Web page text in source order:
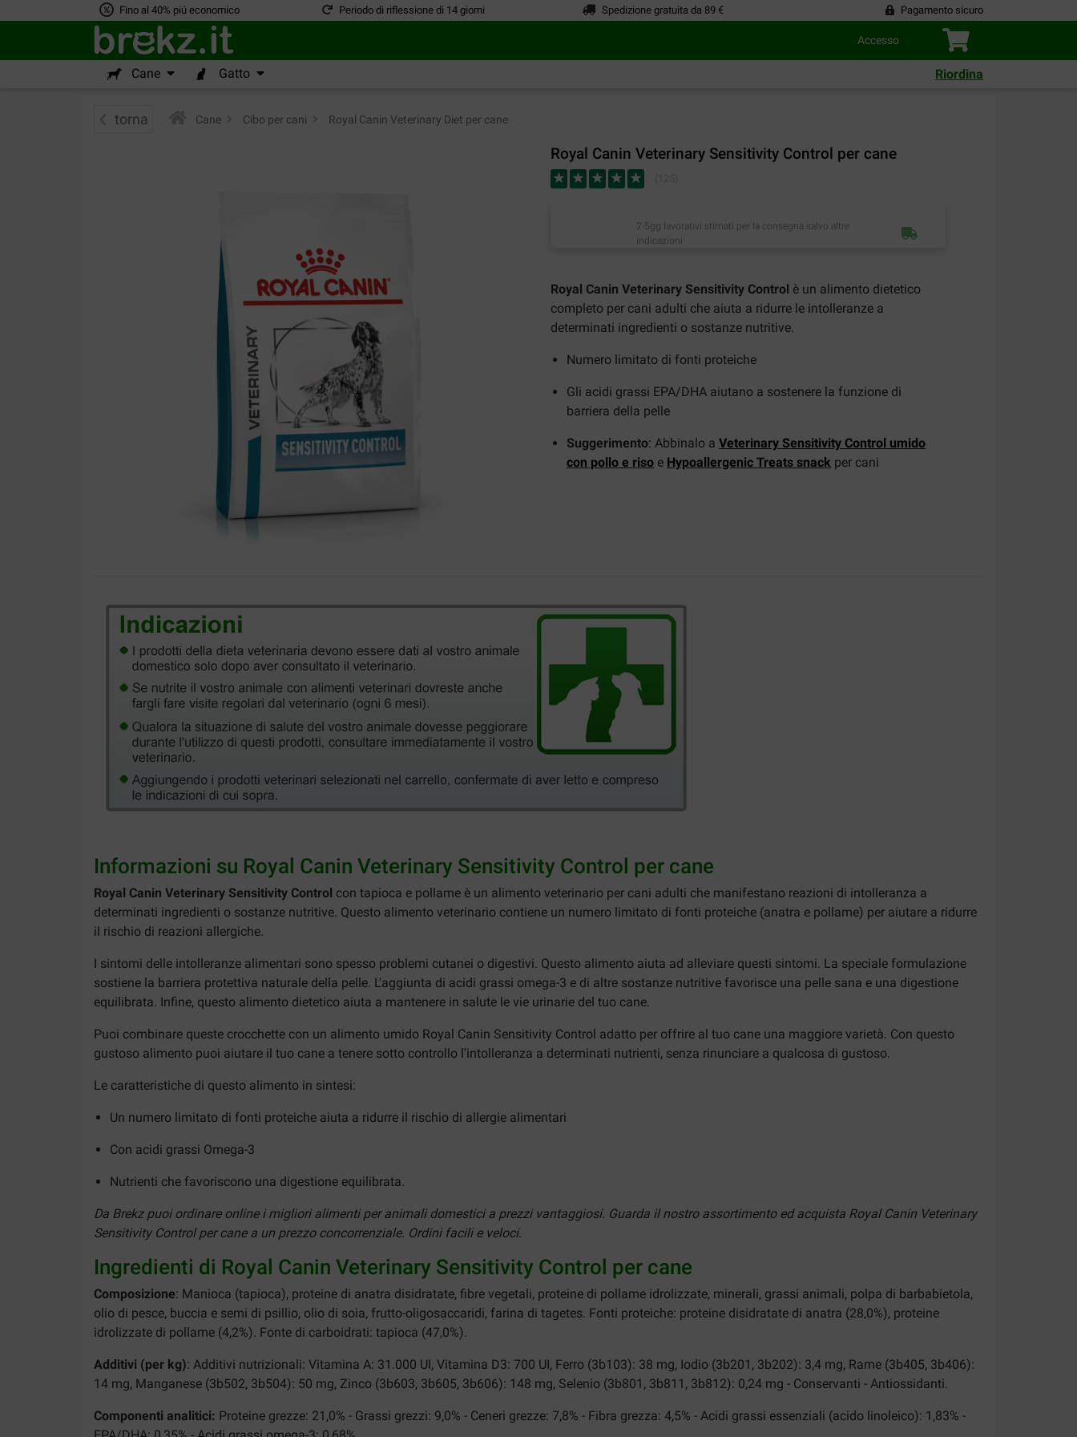
Fino al 40% piú economico Periodo di riflessione di 14 giorni Spedizione gratuita da 89 € Pagamento sicuro
Accesso
Cane Gatto Riordina
torna Cane Cibo per cani Royal Canin Veterinary Diet per cane
Royal Canin Veterinary Sensitivity Control per cane
2-5gg lavorativi stimati per la consegna salvo altre
indicazioni
Royal Canin Veterinary Sensitivity Control è un alimento dietetico
completo per cani adulti che aiuta a ridurre le intolleranze a
determinati ingredienti o sostanze nutritive.
Numero limitato di fonti proteiche
Gli acidi grassi EPA/DHA aiutano a sostenere la funzione di
barriera della pelle
Suggerimento: Abbinalo a Veterinary Sensitivity Control umido
con pollo e riso e Hypoallergenic Treats snack per cani
Informazioni su Royal Canin Veterinary Sensitivity Control per cane
Royal Canin Veterinary Sensitivity Control con tapioca e pollame è un alimento veterinario per cani adulti che manifestano reazioni di intolleranza a
determinati ingredienti o sostanze nutritive. Questo alimento veterinario contiene un numero limitato di fonti proteiche (anatra e pollame) per aiutare a ridurre
il rischio di reazioni allergiche.
I sintomi delle intolleranze alimentari sono spesso problemi cutanei o digestivi. Questo alimento aiuta ad alleviare questi sintomi. La speciale formulazione
sostiene la barriera protettiva naturale della pelle. L'aggiunta di acidi grassi omega-3 e di altre sostanze nutritive favorisce una pelle sana e una digestione
equilibrata. Infine, questo alimento dietetico aiuta a mantenere in salute le vie urinarie del tuo cane.
Puoi combinare queste crocchette con un alimento umido Royal Canin Sensitivity Control adatto per offrire al tuo cane una maggiore varietà. Con questo
gustoso alimento puoi aiutare il tuo cane a tenere sotto controllo l'intolleranza a determinati nutrienti, senza rinunciare a qualcosa di gustoso.
Le caratteristiche di questo alimento in sintesi:
Un numero limitato di fonti proteiche aiuta a ridurre il rischio di allergie alimentari
Con acidi grassi Omega-3
Nutrienti che favoriscono una digestione equilibrata.
Da Brekz puoi ordinare online i migliori alimenti per animali domestici a prezzi vantaggiosi. Guarda il nostro assortimento ed acquista Royal Canin Veterinary
Sensitivity Control per cane a un prezzo concorrenziale. Ordini facili e veloci.
Ingredienti di Royal Canin Veterinary Sensitivity Control per cane
Composizione: Manioca (tapioca), proteine di anatra disidratate, fibre vegetali, proteine di pollame idrolizzate, minerali, grassi animali, polpa di barbabietola,
olio di pesce, buccia e semi di psillio, olio di soia, frutto-oligosaccaridi, farina di tagetes. Fonti proteiche: proteine disidratate di anatra (28,0%), proteine
idrolizzate di pollame (4,2%). Fonte di carboidrati: tapioca (47,0%).
Additivi (per kg): Additivi nutrizionali: Vitamina A: 31.000 UI, Vitamina D3: 700 UI, Ferro (3b103): 38 mg, Iodio (3b201, 3b202): 3,4 mg, Rame (3b405, 3b406):
14 mg, Manganese (3b502, 3b504): 50 mg, Zinco (3b603, 3b605, 3b606): 148 mg, Selenio (3b801, 3b811, 3b812): 0,24 mg - Conservanti - Antiossidanti.
Componenti analitici: Proteine grezze: 21,0% - Grassi grezzi: 9,0% - Ceneri grezze: 7,8% - Fibra grezza: 4,5% - Acidi grassi essenziali (acido linoleico): 1,83% -